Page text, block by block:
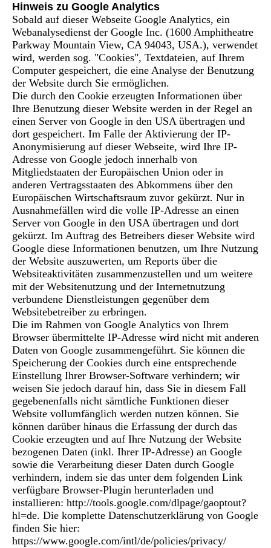
Hinweis zu Google Analytics
Sobald auf dieser Webseite Google Analytics, ein
Webanalysedienst der Google Inc. (1600 Amphitheatre
Parkway Mountain View, CA 94043, USA.), verwendet
wird, werden sog. "Cookies", Textdateien, auf Ihrem
Computer gespeichert, die eine Analyse der Benutzung
der Website durch Sie ermöglichen.
Die durch den Cookie erzeugten Informationen über
Ihre Benutzung dieser Website werden in der Regel an
einen Server von Google in den USA übertragen und
dort gespeichert. Im Falle der Aktivierung der IP-
Anonymisierung auf dieser Webseite, wird Ihre IP-
Adresse von Google jedoch innerhalb von
Mitgliedstaaten der Europäischen Union oder in
anderen Vertragsstaaten des Abkommens über den
Europäischen Wirtschaftsraum zuvor gekürzt. Nur in
Ausnahmefällen wird die volle IP-Adresse an einen
Server von Google in den USA übertragen und dort
gekürzt. Im Auftrag des Betreibers dieser Website wird
Google diese Informationen benutzen, um Ihre Nutzung
der Website auszuwerten, um Reports über die
Websiteaktivitäten zusammenzustellen und um weitere
mit der Websitenutzung und der Internetnutzung
verbundene Dienstleistungen gegenüber dem
Websitebetreiber zu erbringen.
Die im Rahmen von Google Analytics von Ihrem
Browser übermittelte IP-Adresse wird nicht mit anderen
Daten von Google zusammengeführt. Sie können die
Speicherung der Cookies durch eine entsprechende
Einstellung Ihrer Browser-Software verhindern; wir
weisen Sie jedoch darauf hin, dass Sie in diesem Fall
gegebenenfalls nicht sämtliche Funktionen dieser
Website vollumfänglich werden nutzen können. Sie
können darüber hinaus die Erfassung der durch das
Cookie erzeugten und auf Ihre Nutzung der Website
bezogenen Daten (inkl. Ihrer IP-Adresse) an Google
sowie die Verarbeitung dieser Daten durch Google
verhindern, indem sie das unter dem folgenden Link
verfügbare Browser-Plugin herunterladen und
installieren: http://tools.google.com/dlpage/gaoptout?
hl=de. Die komplette Datenschutzerklärung von Google
finden Sie hier:
https://www.google.com/intl/de/policies/privacy/